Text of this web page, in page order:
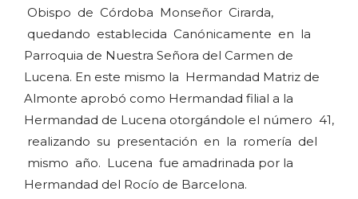
Obispo de Córdoba Monseñor Cirarda,
quedando establecida Canónicamente en la
Parroquia de Nuestra Señora del Carmen de
Lucena. En este mismo la Hermandad Matriz de
Almonte aprobó como Hermandad filial a la
Hermandad de Lucena otorgándole el número 41,
realizando su presentación en la romería del
mismo año. Lucena fue amadrinada por la
Hermandad del Rocío de Barcelona.